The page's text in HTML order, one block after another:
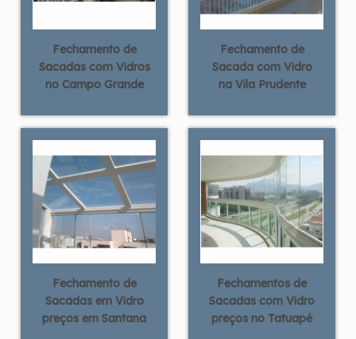
Fechamento de
Sacadas com Vidros
no Campo Grande
Fechamento de
Sacada com Vidro
na Vila Prudente
Fechamento de
Sacadas em Vidro
preços em Santana
Fechamentos de
Sacadas com Vidro
preços no Tatuapé